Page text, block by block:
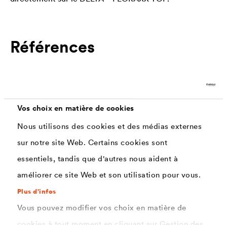
Vos choix en matière de cookies
Nous utilisons des cookies et des médias externes
sur notre site Web. Certains cookies sont
essentiels, tandis que d'autres nous aident à
améliorer ce site Web et son utilisation pour vous.
Plus d'infos
Vous pouvez modifier vos choix en matière de
Références